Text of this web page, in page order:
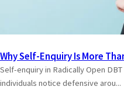
Why Self-Enquiry Is More
Self-enquiry in Radically Open
individuals notice defensive arou...